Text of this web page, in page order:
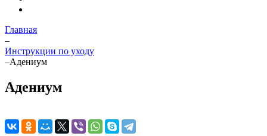
Главная
–
Инструкции по уходу
–Адениум
Адениум